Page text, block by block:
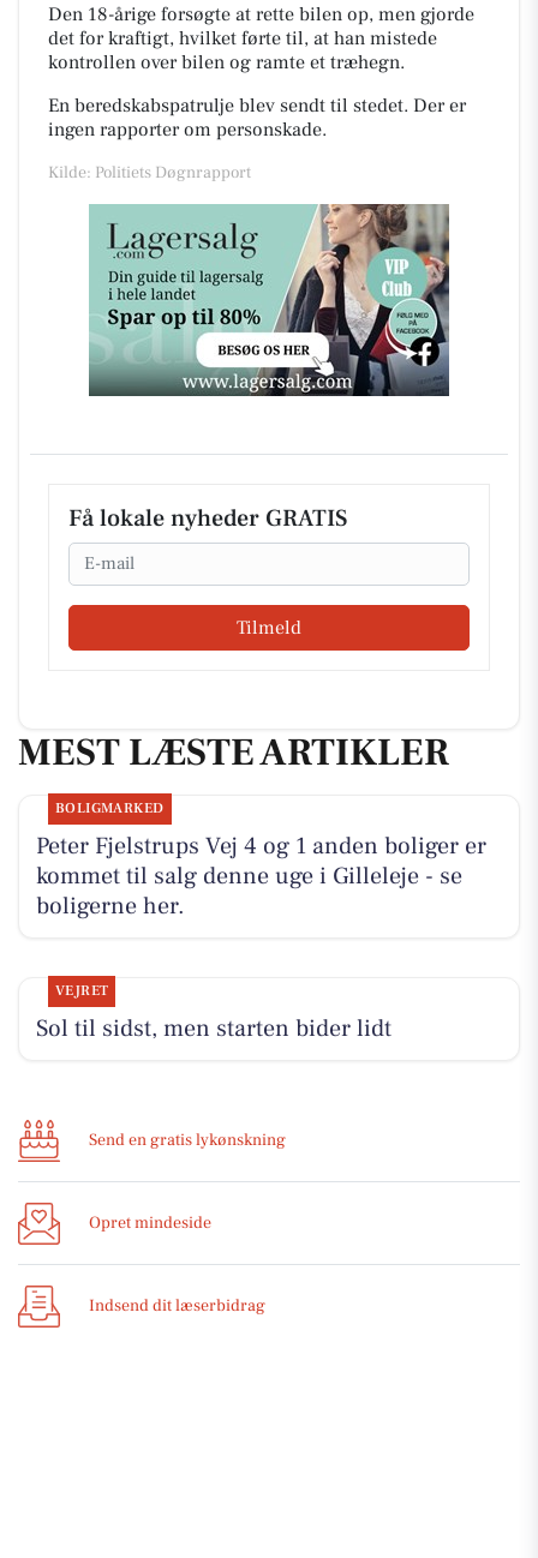
Den 18-årige forsøgte at rette bilen op, men gjorde
det for kraftigt, hvilket førte til, at han mistede
kontrollen over bilen og ramte et træhegn.
En beredskabspatrulje blev sendt til stedet. Der er
ingen rapporter om personskade.
Kilde: Politiets Døgnrapport
Få lokale nyheder GRATIS
Email
Tilmeld
MEST LÆSTE ARTIKLER
BOLIGMARKED
Peter Fjelstrups Vej 4 og 1 anden boliger er
kommet til salg denne uge i Gilleleje - se
boligerne her.
VEJRET
Sol til sidst, men starten bider lidt
Send en gratis lykønskning
Opret mindeside
Indsend dit læserbidrag